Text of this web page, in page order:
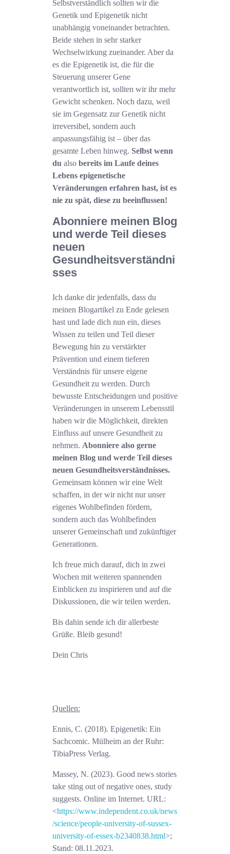
Selbstverständlich sollten wir die
Genetik und Epigenetik nicht
unabhängig voneinander betrachten.
Beide stehen in sehr starker
Wechselwirkung zueinander. Aber da
es die Epigenetik ist, die für die
Steuerung unserer Gene
verantwortlich ist, sollten wir ihr mehr
Gewicht schenken. Noch dazu, weil
sie im Gegensatz zur Genetik nicht
irreversibel, sondern auch
anpassungsfähig ist – über das
gesamte Leben hinweg. Selbst wenn
du also bereits im Laufe deines
Lebens epigenetische
Veränderungen erfahren hast, ist es
nie zu spät, diese zu beeinflussen!
Abonniere meinen Blog
und werde Teil dieses
neuen
Gesundheitsverständni
sses
Ich danke dir jedenfalls, dass du
meinen Blogartikel zu Ende gelesen
hast und lade dich nun ein, dieses
Wissen zu teilen und Teil dieser
Bewegung hin zu verstärkter
Prävention und einem tieferen
Verständnis für unsere eigene
Gesundheit zu werden. Durch
bewusste Entscheidungen und positive
Veränderungen in unserem Lebensstil
haben wir die Möglichkeit, direkten
Einfluss auf unsere Gesundheit zu
nehmen. Abonniere also gerne
meinen Blog und werde Teil dieses
neuen Gesundheitsverständnisses.
Gemeinsam können wir eine Welt
schaffen, in der wir nicht nur unser
eigenes Wohlbefinden fördern,
sondern auch das Wohlbefinden
unserer Gemeinschaft und zukünftiger
Generationen.
Ich freue mich darauf, dich in zwei
Wochen mit weiteren spannenden
Einblicken zu inspirieren und auf die
Diskussionen, die wir teilen werden.
Bis dahin sende ich dir allerbeste
Grüße. Bleib gesund!
Dein Chris
Quellen:
Ennis, C. (2018). Epigenetik: Ein
Sachcomic. Mülheim an der Ruhr:
TibiaPress Verlag.
Massey, N. (2023). Good news stories
take sting out of negative ones, study
suggests. Online im Internet. URL:
<https://www.independent.co.uk/news
/science/people-university-of-sussex-
university-of-essex-b2340838.html>;
Stand: 08.11.2023.